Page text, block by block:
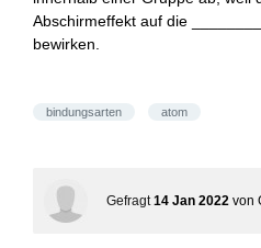
Abschirmeffekt auf die
bewirken.
bindungsarten atom
Gefragt 14 Jan 2022 von